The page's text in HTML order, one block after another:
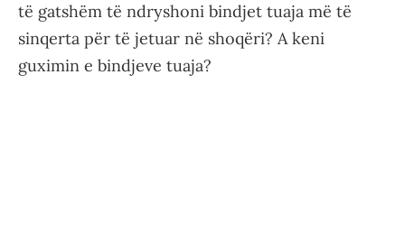
të gatshëm të ndryshoni bindjet tuaja më të
sinqerta për të jetuar në shoqëri? A keni
guximin e bindjeve tuaja?